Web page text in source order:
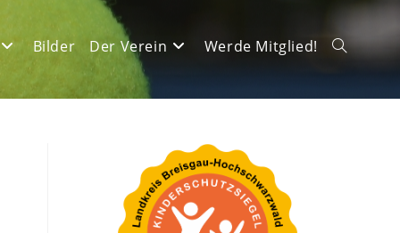
Bilder Der Verein Werde Mitglied! Website-